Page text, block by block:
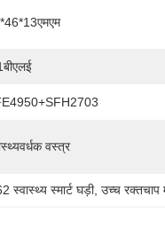
वस्त्र
स्वास्थ्य स्मार्ट घड़ी, उच्च रक्तचाप